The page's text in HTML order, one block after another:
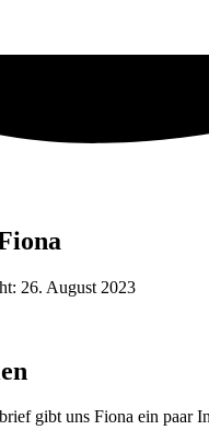
26. August 2023
gibt uns Fiona ein paar